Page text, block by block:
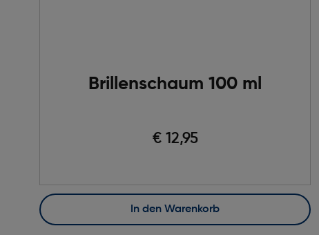
Brillenschaum 100 ml
€ 12,95
In den Warenkorb